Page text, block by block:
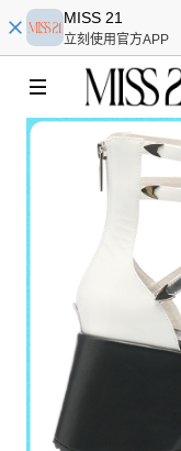
MISS 21
立刻使用官方APP